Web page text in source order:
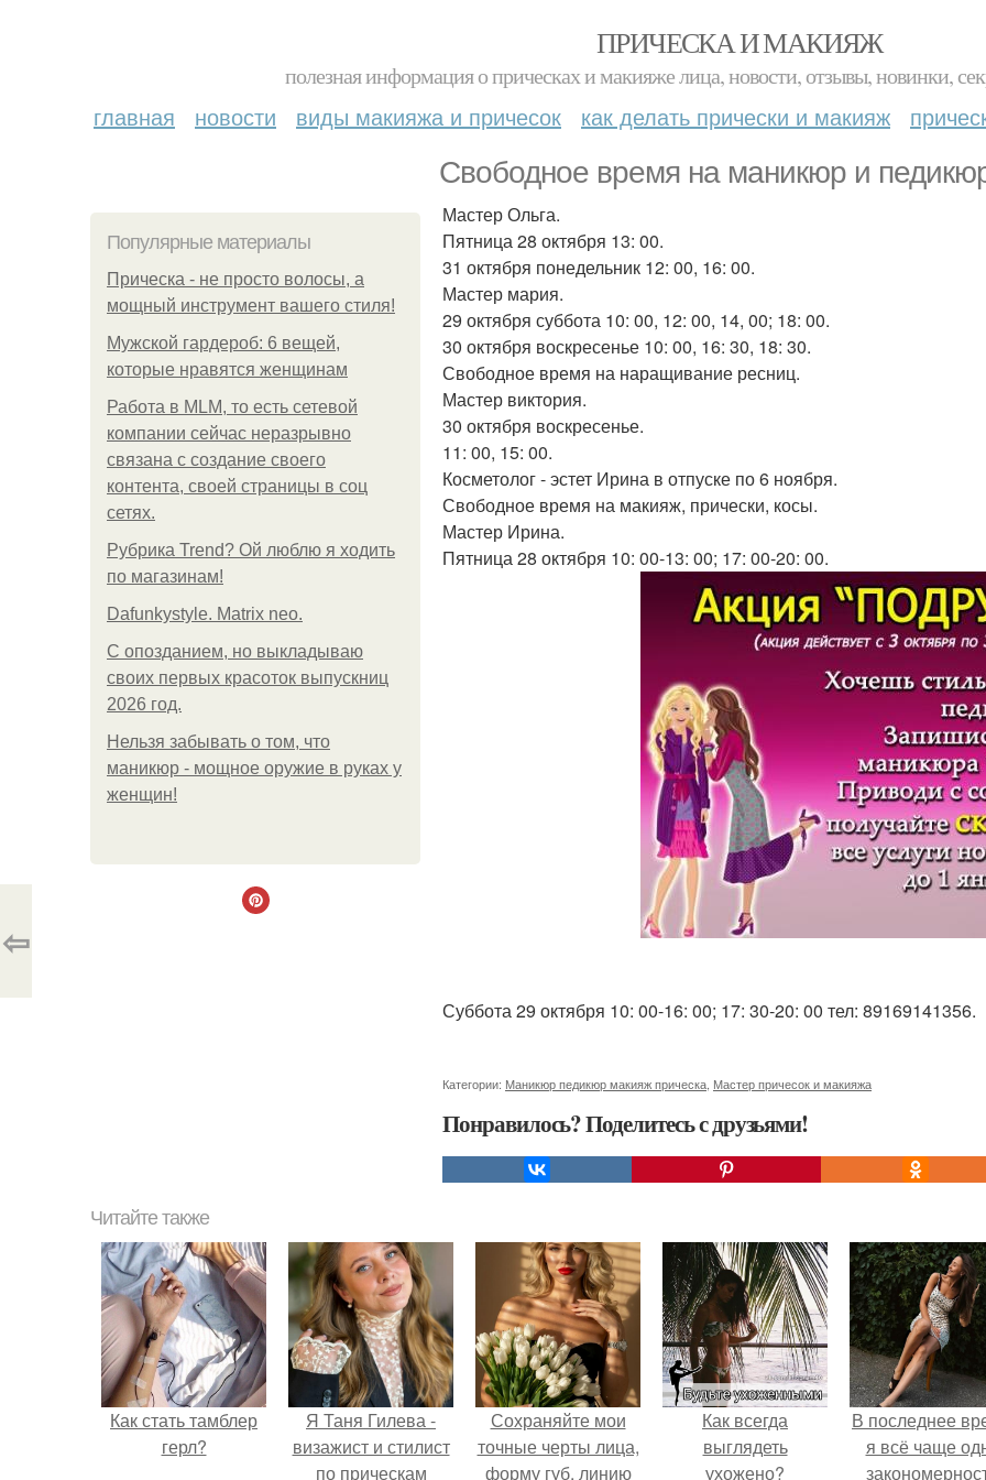
ПРИЧЕСКА И МАКИЯЖ
полезная информация о прическах и макияже лица, новости, отзывы, новинки,
главная новости виды макияжа и причесок как делать прически и макияж
Свободное время на маникюр и
Популярные материалы
Прическа - не просто волосы, а
мощный инструмент вашего стиля!
Мужской гардероб: 6 вещей,
которые нравятся женщинам
Работа в MLM, то есть сетевой
компании сейчас неразрывно
связана с создание своего
контента, своей страницы в соц
сетях.
Рубрика Trend? Ой люблю я ходить
по магазинам!
Dafunkystyle. Matrix neo.
С опозданием, но выкладываю
своих первых красоток выпускниц
2026 год.
Нельзя забывать о том, что
маникюр - мощное оружие в руках у
женщин!
Мастер Ольга.
Пятница 28 октября 13: 00.
31 октября понедельник 12: 00, 16: 00.
Мастер мария.
29 октября суббота 10: 00, 12: 00, 14, 00; 18: 00.
30 октября воскресенье 10: 00, 16: 30, 18: 30.
Свободное время на наращивание ресниц.
Мастер виктория.
30 октября воскресенье.
11: 00, 15: 00.
Косметолог - эстет Ирина в отпуске по 6 ноября.
Свободное время на макияж, прически, косы.
Мастер Ирина.
Пятница 28 октября 10: 00-13: 00; 17: 00-20: 00.
Суббота 29 октября 10: 00-16: 00; 17: 30-20: 00 тел: 89169141356.
Категории: Маникюр педикюр макияж прическа Мастер причесок и макияжа
Понравилось? Поделитесь с друзьями!
⇦
Читайте также
Как стать тамблер
герл?
Я Таня Гилева -
визажист и стилист
по прическам
Сохраняйте мои
точные черты лица,
форму губ, линию
Как всегда
выглядеть
ухожено?
В последнее
я всё чаще